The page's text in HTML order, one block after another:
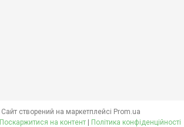
Сайт створений на маркетплейсі Prom.ua
Поскаржитися на контент Політика конфіденційності